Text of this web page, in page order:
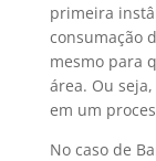
primeira
consumação
mesmo para
área. Ou
em um
No caso de